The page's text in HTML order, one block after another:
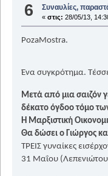
6 Συναυλίες,
«στις: 28/05/13,
PozaMostra.
Ένα συγκρότημα.
Μετά από μια σαιζόν
δέκατο όγδοο τόμο
Η Μαρξιστική
Θα δώσει ο Γιώργος
ΤΡΕΙΣ γυναίκες
31 Μαΐου